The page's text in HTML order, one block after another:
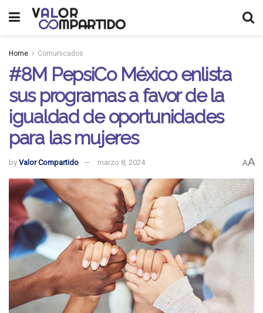
Home Comunicados
#8M PepsiCo México enlista
sus programas a favor de la
igualdad de oportunidades
para las mujeres
by Valor Compartido marzo 8, 2024 AA